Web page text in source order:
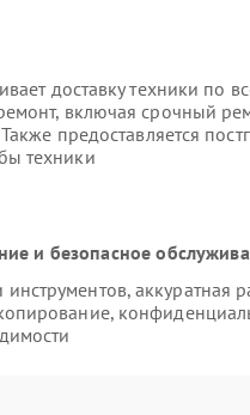
доставку техники по
включая срочный
предоставляется
техники
и безопасное
аккуратная